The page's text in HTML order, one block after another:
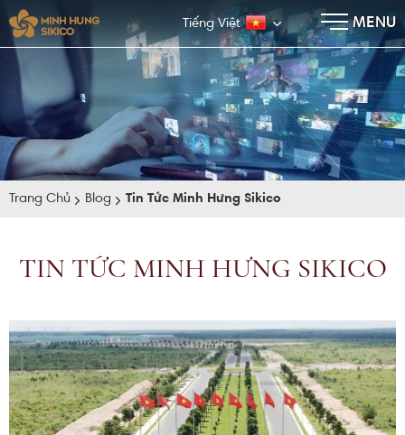
Tiếng Việt MENU
×
Trang Chủ Blog Tin Tức Minh Hưng Sikico
TIN TỨC MINH HƯNG SIKICO